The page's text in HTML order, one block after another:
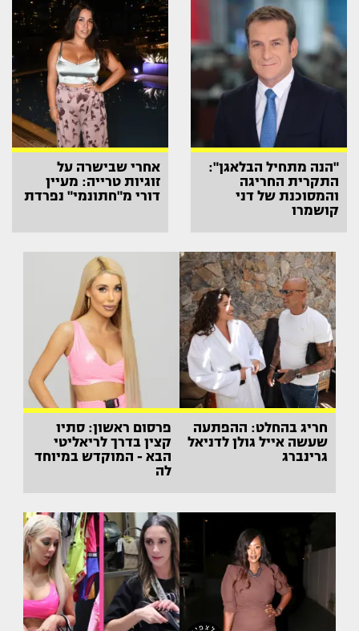
"הנה מתחיל הבלאגן":
התקרית החריגה
והמסוכנת של דני
קושמרו
אחרי שבישרה על
זוגיות טרייה: מעיין
דורי מ"חתונמי" נפרדת
חריג בהחלט: ההפתעה
שעשה אייל גולן לדניאל
גרינברג
פרסום ראשון: סתיו
קצין בדרך לריאליטי
הבא - המוקדש במיוחד
לה